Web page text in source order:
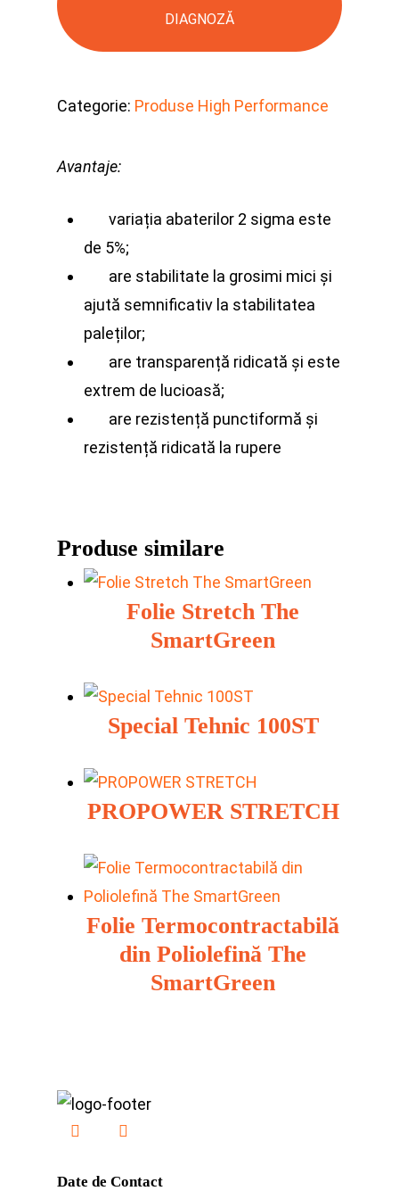
DIAGNOZĂ
Categorie: Produse High Performance
Avantaje:
variația abaterilor 2 sigma este
de 5%;
are stabilitate la grosimi mici și
ajută semnificativ la stabilitatea
paleților;
are transparență ridicată și este
extrem de lucioasă;
are rezistență punctiformă și
rezistență ridicată la rupere
Produse similare
Folie Stretch The
SmartGreen
Special Tehnic 100ST
PROPOWER STRETCH
Folie Termocontractabilă
din Poliolefină The
SmartGreen
Date de Contact